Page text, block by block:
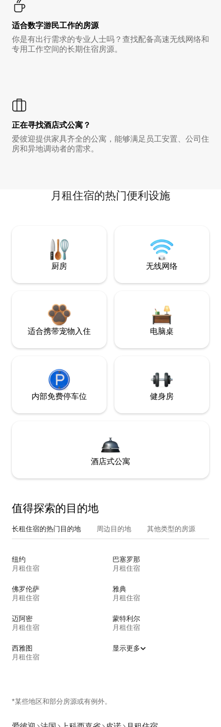
适合数字游民工作的房源
你是有出行需求的专业人士吗？查找配备高速无线网络和
专用工作空间的长期住宿房源。
正在寻找酒店式公寓？
爱彼迎提供家具齐全的公寓，能够满足员工安置、公司住
房和异地调动者的需求。
月租住宿的热门便利设施
厨房 无线网络
适合携带宠物入住 电脑桌
内部免费停车位 健身房
酒店式公寓
值得探索的目的地
长租住宿的热门目的地 周边目的地 其他类型的房源
纽约
月租住宿
巴塞罗那
月租住宿
佛罗伦萨
月租住宿
雅典
月租住宿
迈阿密
月租住宿
蒙特利尔
月租住宿
西雅图
月租住宿
显示更多
*某些地区和部分房源或有例外。